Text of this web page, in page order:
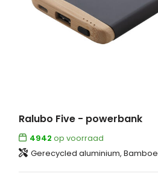
Ralubo Five - powerbank
4942 op voorraad
Gerecycled aluminium, Bamboe